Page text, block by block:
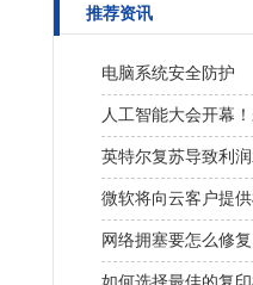
推荐资讯
电脑系统安全防护
人工智能大会开幕
英特尔复苏导致利
微软将向云客户提
网络拥塞要怎么修